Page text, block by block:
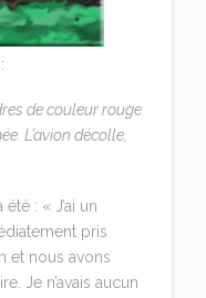
de couleur rouge
L’avion décolle,
: « J’ai un
pris
et nous avons
Je n’avais aucun